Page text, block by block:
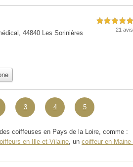
44840 Les Sorinières
5,0 étoiles sur 5
21 avis
3 4 5
coiffeuses en Pays de la Loire, comme :
en Ille-et-Vilaine , un coiffeur en Maine-